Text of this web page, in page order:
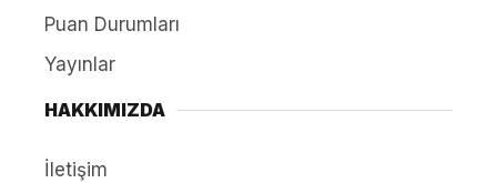
Puan Durumları
Yayınlar
HAKKIMIZDA
İletişim